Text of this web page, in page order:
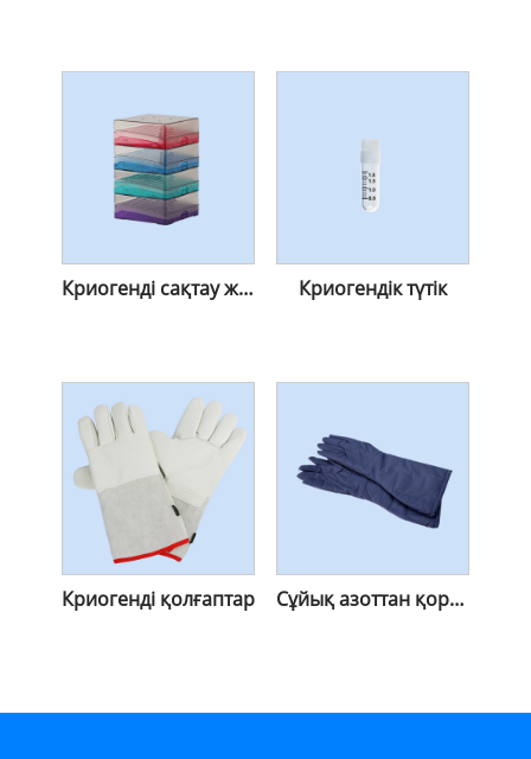
Криогенді сақтау жәшіктері-ДК Криогендік түтік
Криогенді қолғаптар Сұйық азоттан қорғайтын қолғап